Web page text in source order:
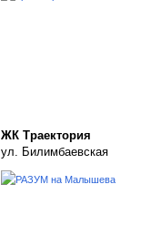
ЖК Траектория
ул. Билимбаевская